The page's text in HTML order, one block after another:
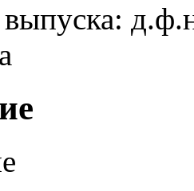
выпуска: